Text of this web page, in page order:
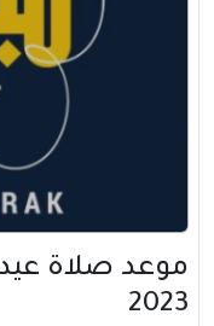
موعد صلاة عيد
2023